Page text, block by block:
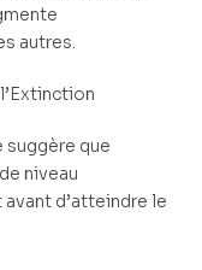
autres.
suggère que
niveau
d’atteindre le